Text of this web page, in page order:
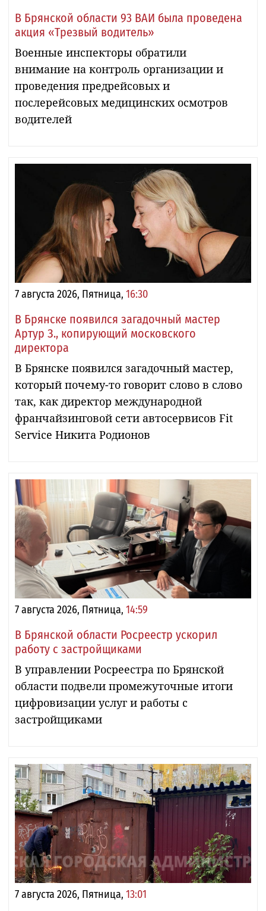
В Брянской области 93 ВАИ была проведена
акция «Трезвый водитель»
Военные инспекторы обратили
внимание на контроль организации и
проведения предрейсовых и
послерейсовых медицинских осмотров
водителей
7 августа 2026, Пятница, 16:30
В Брянске появился загадочный мастер
Артур З., копирующий московского
директора
В Брянске появился загадочный мастер,
который почему-то говорит слово в слово
так, как директор международной
франчайзинговой сети автосервисов Fit
Service Никита Родионов
7 августа 2026, Пятница, 14:59
В Брянской области Росреестр ускорил
работу с застройщиками
В управлении Росреестра по Брянской
области подвели промежуточные итоги
цифровизации услуг и работы с
застройщиками
7 августа 2026, Пятница, 13:01